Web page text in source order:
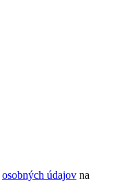
osobných údajov na